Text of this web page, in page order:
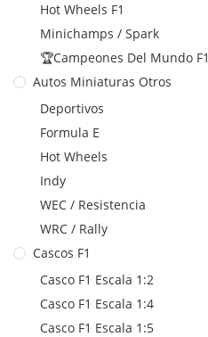
Hot Wheels F1
Minichamps / Spark
🏆Campeones Del Mundo F1
Autos Miniaturas Otros
Deportivos
Formula E
Hot Wheels
Indy
WEC / Resistencia
WRC / Rally
Cascos F1
Casco F1 Escala 1:2
Casco F1 Escala 1:4
Casco F1 Escala 1:5